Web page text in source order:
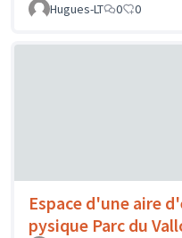
Hugues-LT 0 0
Espace d'une aire
pysique Parc du